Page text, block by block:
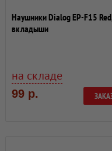
Наушники Dialog EP-F15 Red,
вкладыши
на складе
99 р.